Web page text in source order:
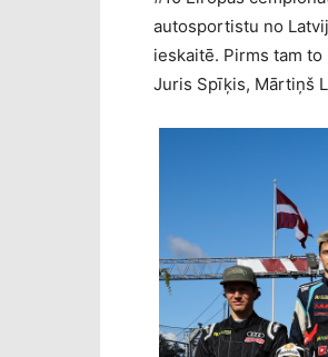
autosportistu no
ieskaitē. Pirms tam
Juris Spīķis, Mārtiņš